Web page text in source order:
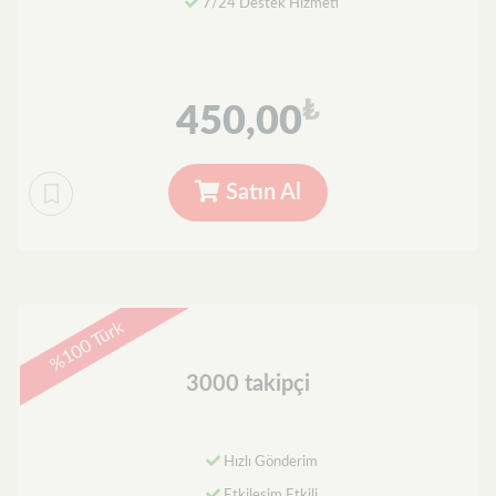
7/24 Destek Hizmeti
450,00₺
Satın Al
%100 Türk
3000 takipçi
Hızlı Gönderim